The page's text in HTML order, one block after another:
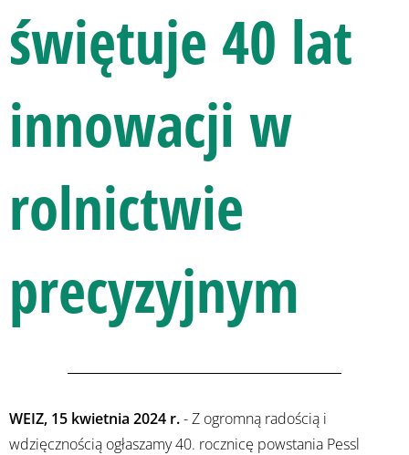
świętuje 40 lat
innowacji w
rolnictwie
precyzyjnym
WEIZ, 15 kwietnia 2024 r.- Z ogromną radością i
wdzięcznością ogłaszamy 40. rocznicę powstania Pessl